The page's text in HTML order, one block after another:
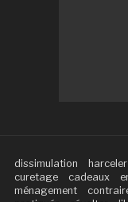
dissimulation harceler
curetage
cadeaux
ménagement